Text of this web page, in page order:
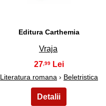
Editura Carthemia
Vraja
27,99
Literatura romana › Beletristica